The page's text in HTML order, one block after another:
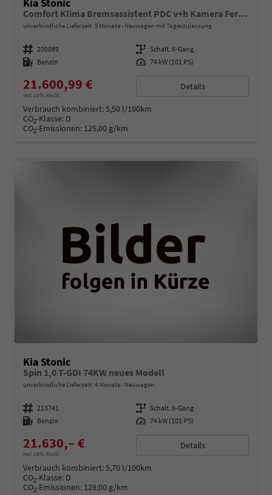
Kia Stonic
Comfort Klima Bremsassistent PDC v+h Kamera Fernlichtassistent Spurhalteassistent
unverbindliche Lieferzeit: 5 Monate Neuwagen mit Tageszulassung
Fahrzeugnummer 200089 Getriebe Schalt. 6-Gang
Kraftstoff Benzin Leistung 74 kW (101 PS)
21.600,99 €
incl. 19% MwSt.
Details
Verbrauch kombiniert:5,50 l/100km
CO2-Klasse: D
CO2-Emissionen: 125,00 g/km
Kia Stonic
Spin 1,0 T-GDI 74KW neues Modell
unverbindliche Lieferzeit: 4 Monate Neuwagen
Fahrzeugnummer 213741 Getriebe Schalt. 6-Gang
Kraftstoff Benzin Leistung 74 kW (101 PS)
21.630,– €
incl. 19% MwSt.
Details
Verbrauch kombiniert:5,70 l/100km
CO2-Klasse: D
CO2-Emissionen: 128,00 g/km